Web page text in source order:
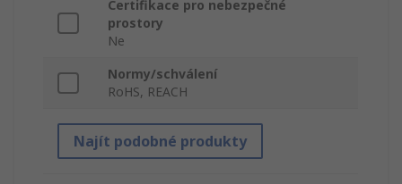
Certifikace pro nebezpečné
prostory
Ne
Normy/schválení
RoHS, REACH
Najít podobné produkty